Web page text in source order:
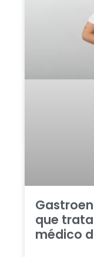
que
médico